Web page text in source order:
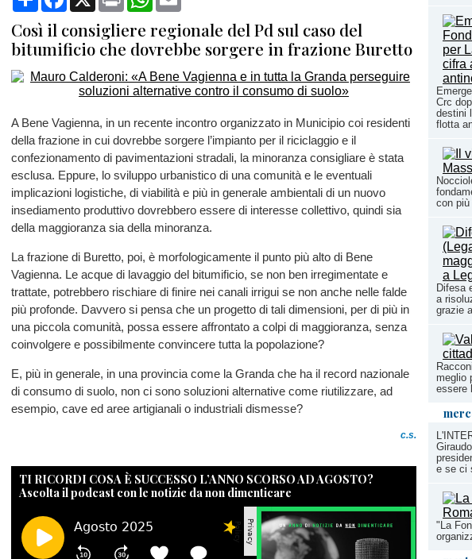
Crc
destini
flotta
con
Difesa
a
grazie
meglio
essere
e se ci
"La
Così il consigliere regionale del Pd sul caso del
bitumificio che dovrebbe sorgere in frazione Buretto
A Bene Vagienna, in un recente incontro organizzato in Municipio coi residenti
della frazione in cui dovrebbe sorgere l’impianto per il riciclaggio e il
confezionamento di pavimentazioni stradali, la minoranza consigliare è stata
esclusa. Eppure, lo sviluppo urbanistico di una comunità e le eventuali
implicazioni logistiche, di viabilità e più in generale ambientali di un nuovo
insediamento produttivo dovrebbero essere di interesse collettivo, quindi sia
della maggioranza sia della minoranza.
La frazione di Buretto, poi, è morfologicamente il punto più alto di Bene
Vagienna. Le acque di lavaggio del bitumificio, se non ben irregimentate e
trattate, potrebbero rischiare di finire nei canali irrigui se non anche nelle falde
più profonde. Davvero si pensa che un progetto di tali dimensioni, per di più in
una piccola comunità, possa essere affrontato a colpi di maggioranza, senza
coinvolgere e possibilmente convincere tutta la popolazione?
E, più in generale, in una provincia come la Granda che ha il record nazionale
di consumo di suolo, non ci sono soluzioni alternative come riutilizzare, ad
esempio, cave ed aree artigianali o industriali dismesse?
c.s.
TI RICORDI COSA È SUCCESSO L’ANNO SCORSO AD AGOSTO?
Ascolta il podcast con le notizie da non dimenticare